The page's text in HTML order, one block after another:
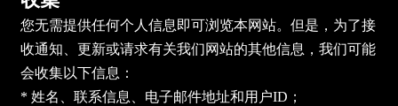
您无需提供任何个人信息即可浏览本网站。但是，为了接
收通知、更新或请求有关我们网站的其他信息，我们可能
会收集以下信息：
* 姓名、联系信息、电子邮件地址和用户ID；